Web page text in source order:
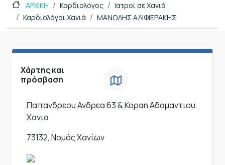
ΑΡΧΙΚΗ Καρδιολόγος
Ιατροί σε Χανιά
Καρδιολόγοι Χανιά
ΜΑΝΩΛΗΣ ΑΛΙΦΙΕΡΑΚΗΣ
Χάρτης και
πρόσβαση
Παπανδρεου Ανδρεα 63 & Κοραη Αδαμαντιου,
Χανια
73132, Νομός Χανίων